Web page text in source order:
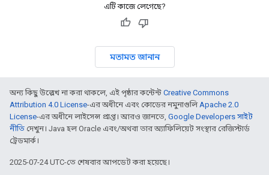
এটি কাজে লেগেছে?
মতামত জানান
অন্য কিছু উল্লেখ না করা থাকলে, এই পৃষ্ঠার কন্টেন্ট Creative Commons
Attribution 4.0 License-এর অধীনে এবং কোডের নমুনাগুলিApache 2.0
License-এর অধীনে লাইসেন্স প্রাপ্ত। আরও জানতে, Google Developers সাইট
নীতি দেখুন। Java হল Oracle এবং/অথবা তার অ্যাফিলিয়েট সংস্থার রেজিস্টার্ড
ট্রেডমার্ক।
2025-07-24 UTC-তে শেষবার আপডেট করা হয়েছে।